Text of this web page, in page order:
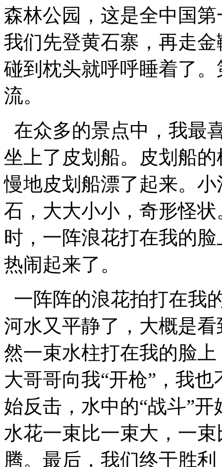
森林公园，这是全中国
我们先登黄石寨，再走
碰到枕头就呼呼睡着了
流。
在众多的景点中，我最
坐上了皮划船。皮划船
慢地皮划船漂了起来。
石，大大小小，奇形怪
时，一阵浪花打在我的
热闹起来了。
一阵阵的浪花拍打在我
河水又平静了，大概是
然一束水柱打在我的脸
大哥哥向我“开枪”，我
始反击，水中的“战斗”
水花一束比一束大，一
腾。最后，我们终于胜